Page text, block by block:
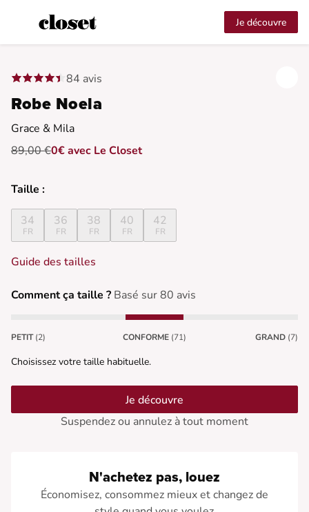
Je découvre
84 avis
Robe Noela
Grace & Mila
89,00 €0€ avec Le Closet
Taille :
34
FR
36
FR
38
FR
40
FR
42
FR
Guide des tailles
Comment ça taille ? Basé sur 80 avis
PETIT (2) CONFORME (71) GRAND (7)
Choisissez votre taille habituelle.
Je découvre
Suspendez ou annulez à tout moment
N'achetez pas, louez
Économisez, consommez mieux et changez de